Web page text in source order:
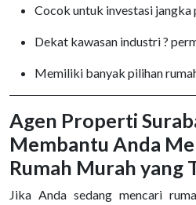
Cocok untuk investasi jangka
Dekat kawasan industri ?
Memiliki banyak pilihan
Agen Properti
Membantu Anda
Rumah Murah yang
Jika Anda sedang mencari